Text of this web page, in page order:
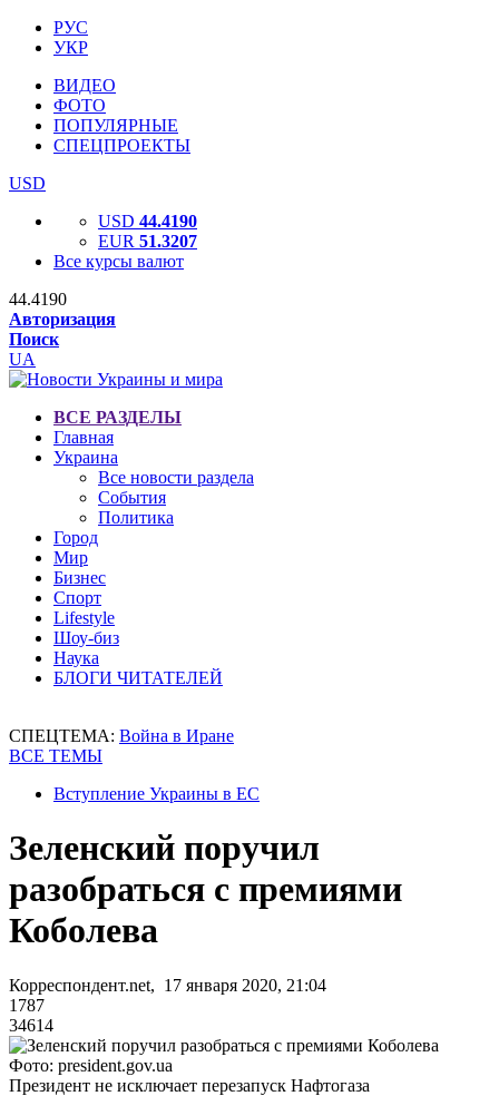
РУС
УКР
ВИДЕО
ФОТО
ПОПУЛЯРНЫЕ
СПЕЦПРОЕКТЫ
USD
USD 44.4190
EUR 51.3207
Все курсы валют
44.4190
Авторизация
Поиск
UA
ВСЕ РАЗДЕЛЫ
Главная
Украина
Все новости раздела
События
Политика
Город
Мир
Бизнес
Спорт
Lifestyle
Шоу-биз
Наука
БЛОГИ ЧИТАТЕЛЕЙ
СПЕЦТЕМА: Война в Иране
ВСЕ ТЕМЫ
Вступление Украины в ЕС
Зеленский поручил
разобраться с премиями
Коболева
Корреспондент.net, 17 января 2020, 21:04
1787
34614
Фото: president.gov.ua
Президент не исключает перезапуск Нафтогаза